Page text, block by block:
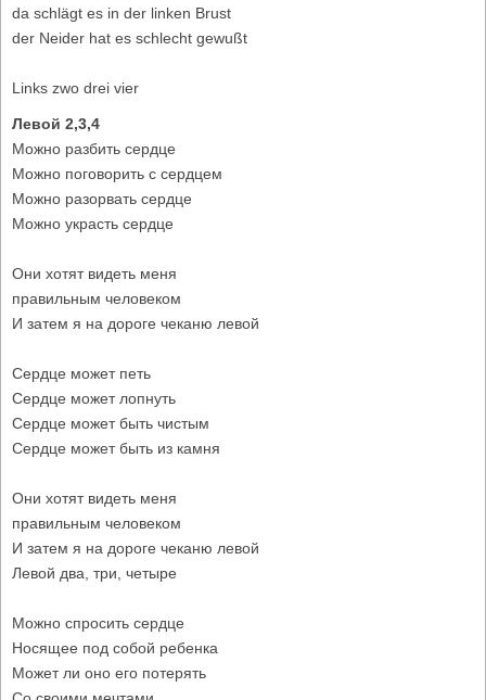
da schlägt es in der linken Brust
der Neider hat es schlecht gewußt
Links zwo drei vier
Левой 2,3,4
Можно разбить сердце
Можно поговорить с сердцем
Можно разорвать сердце
Можно украсть сердце
Они хотят видеть меня
правильным человеком
И затем я на дороге чеканю левой
Сердце может петь
Сердце может лопнуть
Сердце может быть чистым
Сердце может быть из камня
Они хотят видеть меня
правильным человеком
И затем я на дороге чеканю левой
Левой два, три, четыре
Можно спросить сердце
Носящее под собой ребенка
Может ли оно его потерять